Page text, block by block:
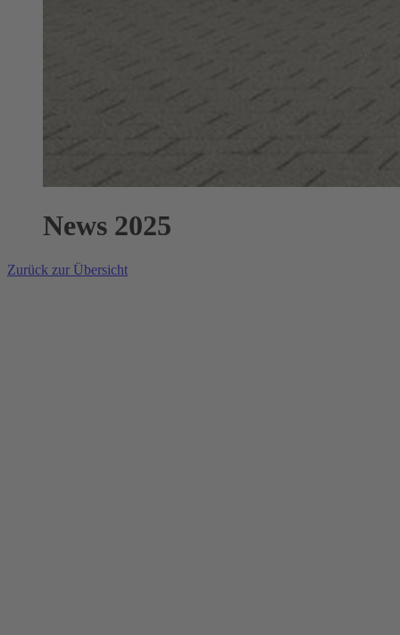
News 2025
Zurück zur Übersicht